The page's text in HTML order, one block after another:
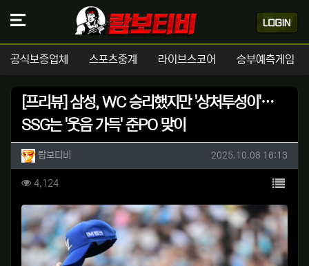
공식보증업체 스포츠중계 라이브스코어 승부예측게임
[프리뷰] 삼성, WC 승리했지만 '상처투성이'…
SSG는 '웃음 가득' 준PO 맞이
작성자 정보
람보티비 작성일
2025.10.08 16:13
컨텐츠 정보
4,124조회 목록
본문